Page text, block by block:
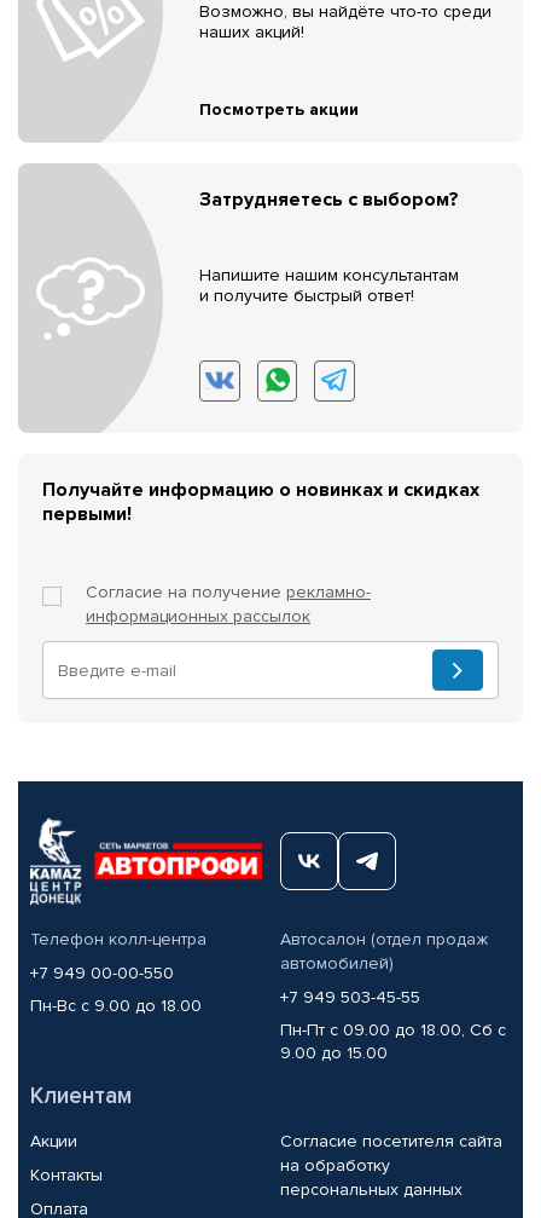
Возможно, вы найдёте что-то среди
наших акций!
Посмотреть акции
Затрудняетесь с выбором?
Напишите нашим консультантам
и получите быстрый ответ!
Получайте информацию о новинках и скидках
первыми!
Согласие на получение рекламно-
информационных рассылок
Телефон колл-центра
+7 949 00-00-550
Пн-Вс с 9.00 до 18.00
Автосалон (отдел продаж
автомобилей)
+7 949 503-45-55
Пн-Пт с 09.00 до 18.00, Сб с
9.00 до 15.00
Клиентам
Акции
Контакты
Оплата
Согласие посетителя сайта
на обработку
персональных данных